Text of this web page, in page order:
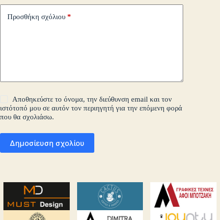
Προσθήκη σχόλιου *
Αποθηκεύστε το όνομα, την διεύθυνση email και τον
ιστότοπό μου σε αυτόν τον περιηγητή για την επόμενη φορά
που θα σχολιάσω.
Δημοσίευση σχολίου